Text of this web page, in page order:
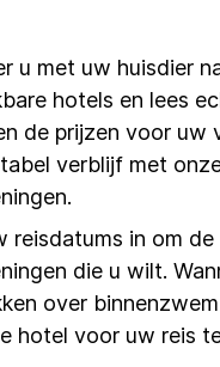
u met uw huisdier
hotels en lees
de prijzen voor uw
verblijf met
reisdatums in om
die u wilt.
over
hotel voor uw reis